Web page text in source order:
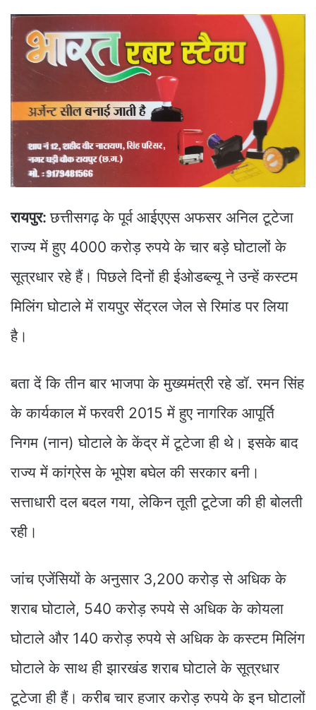
रायपुर:छत्तीसगढ़ के पूर्व आईएएस अफसर अनिल टूटेजा
राज्य में हुए 4000 करोड़ रुपये के चार बड़े घोटालों के
सूत्रधार रहे हैं। पिछले दिनों ही ईओडब्ल्यू ने उन्हें कस्टम
मिलिंग घोटाले में रायपुर सेंट्रल जेल से रिमांड पर लिया
है।
बता दें कि तीन बार भाजपा के मुख्यमंत्री रहे डॉ. रमन सिंह
के कार्यकाल में फरवरी 2015 में हुए नागरिक आपूर्ति
निगम (नान) घोटाले के केंद्र में टूटेजा ही थे। इसके बाद
राज्य में कांग्रेस के भूपेश बघेल की सरकार बनी।
सत्ताधारी दल बदल गया, लेकिन तूती टूटेजा की ही बोलती
रही।
जांच एजेंसियों के अनुसार 3,200 करोड़ से अधिक के
शराब घोटाले, 540 करोड़ रुपये से अधिक के कोयला
घोटाले और 140 करोड़ रुपये से अधिक के कस्टम मिलिंग
घोटाले के साथ ही झारखंड शराब घोटाले के सूत्रधार
टूटेजा ही हैं। करीब चार हजार करोड़ रुपये के इन घोटालों